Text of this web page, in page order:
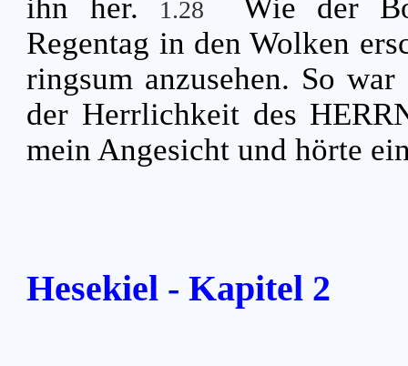
ihn her.
1.28
Wie der
Regentag in den Wolken
ringsum anzusehen. So
der Herrlichkeit des
mein Angesicht und hörte
Hesekiel - Kapitel 2